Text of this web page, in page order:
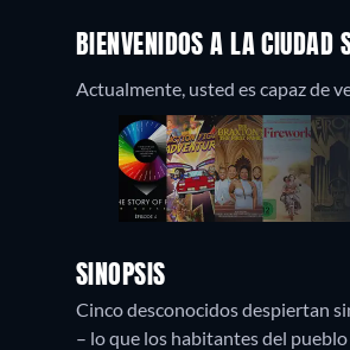
BIENVENIDOS A LA CIUDAD
Actualmente, usted es capaz de
SINOPSIS
Cinco desconocidos despiertan
– lo que los habitantes del